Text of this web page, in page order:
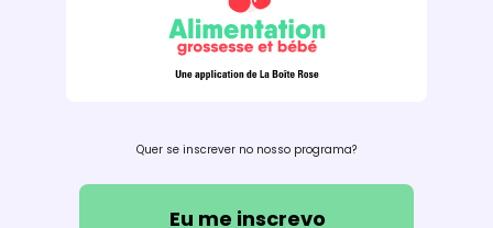
Quer se inscrever no nosso programa?
Eu me inscrevo